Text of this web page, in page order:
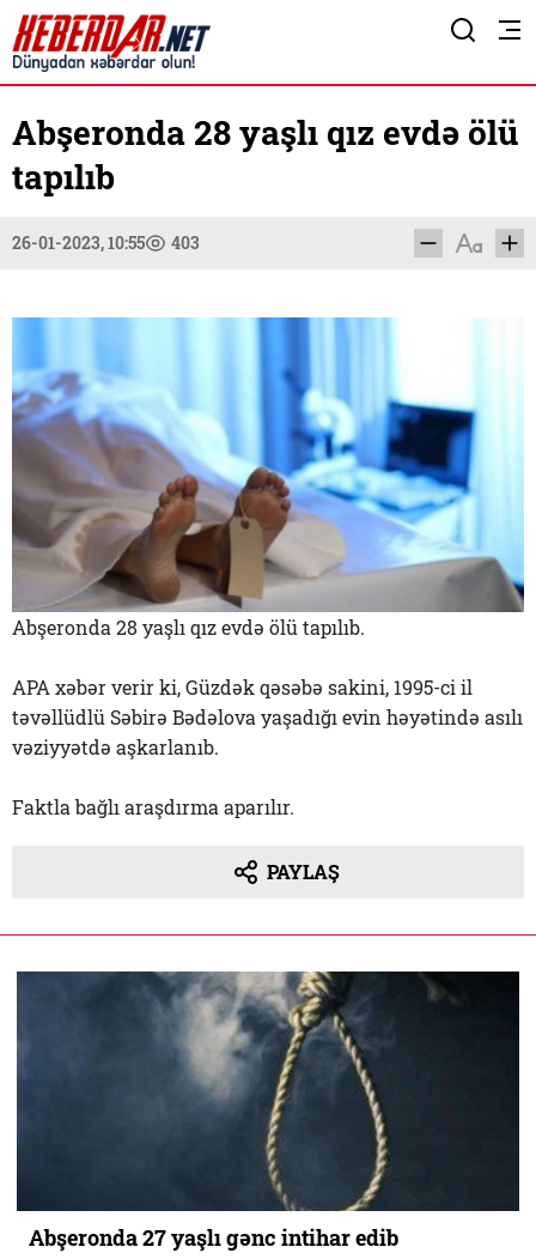
Abşeronda 28 yaşlı qız evdə ölü
tapılıb
26-01-2023, 10:55 403
Abşeronda 28 yaşlı qız evdə ölü tapılıb.
APA xəbər verir ki, Güzdək qəsəbə sakini, 1995-ci il
təvəllüdlü Səbirə Bədəlova yaşadığı evin həyətində asılı
vəziyyətdə aşkarlanıb.
Faktla bağlı araşdırma aparılır.
PAYLAŞ
Abşeronda 27 yaşlı gənc intihar edib